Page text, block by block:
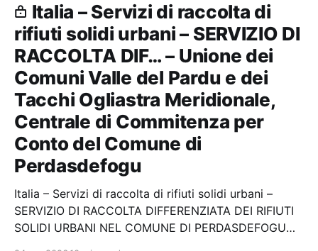
Italia – Servizi di raccolta di
rifiuti solidi urbani – SERVIZIO DI
RACCOLTA DIF… – Unione dei
Comuni Valle del Pardu e dei
Tacchi Ogliastra Meridionale,
Centrale di Commitenza per
Conto del Comune di
Perdasdefogu
Italia – Servizi di raccolta di rifiuti solidi urbani –
SERVIZIO DI RACCOLTA DIFFERENZIATA DEI RIFIUTI
SOLIDI URBANI NEL COMUNE DI PERDASDEFOGU